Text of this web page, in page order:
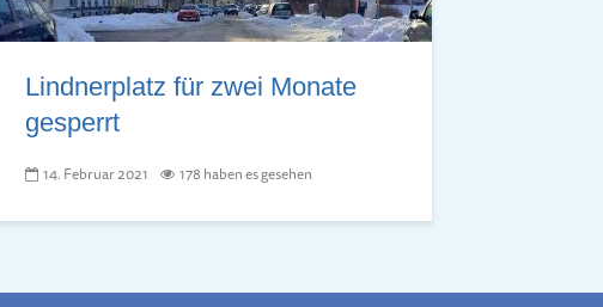
Lindnerplatz für zwei Monate
gesperrt
14. Februar 2021 178 haben es gesehen